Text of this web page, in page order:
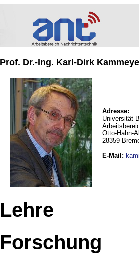
Prof. Dr.-Ing. Karl-Dirk
Adresse:
Universität
Otto-Hahn-
28359
E-Mail :
Lehre
Forschung